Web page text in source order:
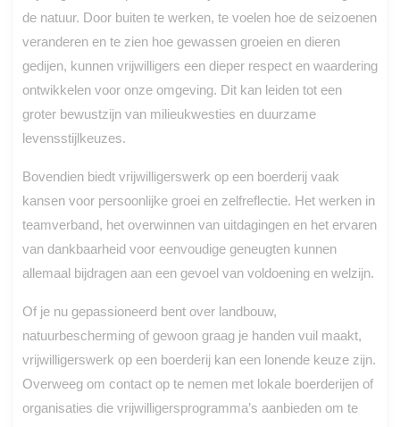
de natuur. Door buiten te werken, te voelen hoe de seizoenen
veranderen en te zien hoe gewassen groeien en dieren
gedijen, kunnen vrijwilligers een dieper respect en waardering
ontwikkelen voor onze omgeving. Dit kan leiden tot een
groter bewustzijn van milieukwesties en duurzame
levensstijlkeuzes.
Bovendien biedt vrijwilligerswerk op een boerderij vaak
kansen voor persoonlijke groei en zelfreflectie. Het werken in
teamverband, het overwinnen van uitdagingen en het ervaren
van dankbaarheid voor eenvoudige geneugten kunnen
allemaal bijdragen aan een gevoel van voldoening en welzijn.
Of je nu gepassioneerd bent over landbouw,
natuurbescherming of gewoon graag je handen vuil maakt,
vrijwilligerswerk op een boerderij kan een lonende keuze zijn.
Overweeg om contact op te nemen met lokale boerderijen of
organisaties die vrijwilligersprogramma’s aanbieden om te